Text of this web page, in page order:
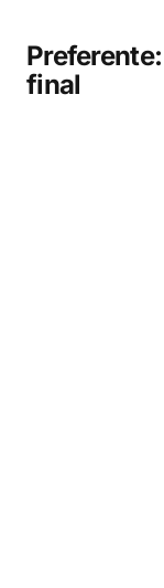
final